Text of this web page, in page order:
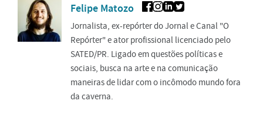
Felipe Matozo
Jornalista, ex-repórter do Jornal e Canal "O
Repórter" e ator profissional licenciado pelo
SATED/PR. Ligado em questões políticas e
sociais, busca na arte e na comunicação
maneiras de lidar com o incômodo mundo fora
da caverna.